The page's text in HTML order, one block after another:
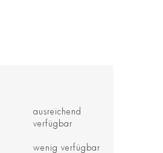
ausreichend
verfügbar
wenig verfügbar